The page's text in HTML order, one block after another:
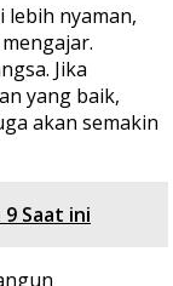
lebih nyaman,
Jika
yang baik,
akan semakin
Saat ini